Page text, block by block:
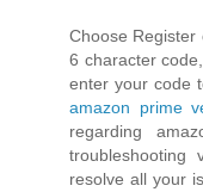
Choose Register
6 character
enter your code
amazon prime
regarding
resolve all your